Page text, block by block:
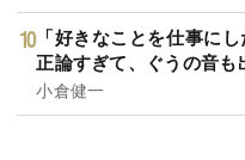
「好きなことを仕事に
正論すぎて、ぐうの音も
小倉健一